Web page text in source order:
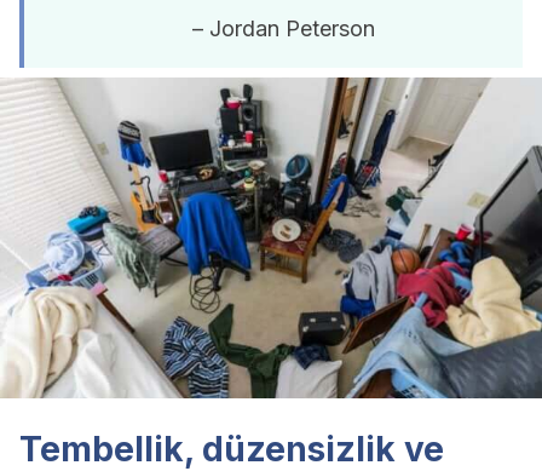
– Jordan Peterson
Tembellik, düzensizlik ve